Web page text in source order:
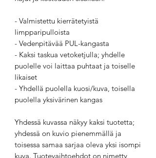
- Valmistettu kierrätetyistä
limpparipulloista
- Vedenpitävää PUL-kangasta
- Kaksi taskua vetoketjulla; yhdelle
puolelle voi laittaa puhtaat ja toiselle
likaiset
- Yhdellä puolella kuosi/kuva, toisella
puolella yksivärinen kangas
Yhdessä kuvassa näkyy kaksi tuotetta;
yhdessä on kuvio pienemmällä ja
toisessa samaa sarjaa oleva yksi isompi
kuva. Tuotevaihtoehdot on nimetty